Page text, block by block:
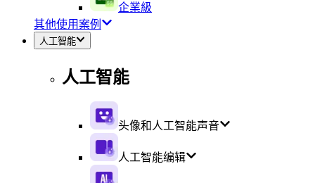
企業級
其他使用案例
人工智能
人工智能
头像和人工智能声音
人工智能编辑